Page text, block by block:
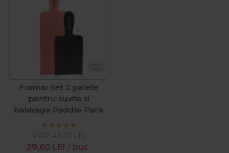
Framar Set 2 palete
pentru suvite si
balayage Paddle Pack
39,60 LEI / buc
PRP: 43,72 LEI